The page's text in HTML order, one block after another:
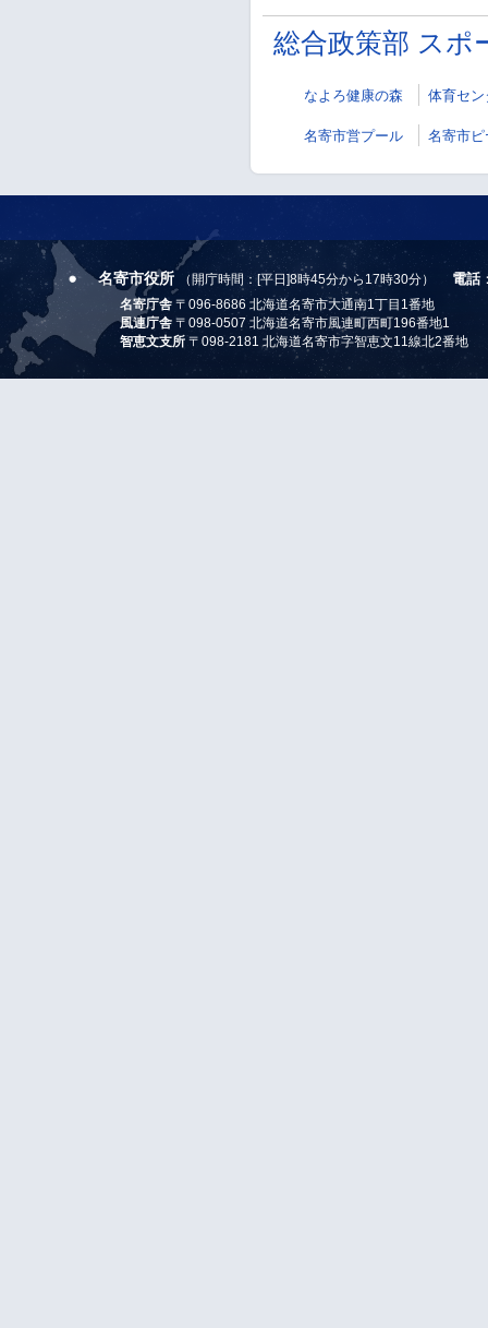
総合政策部 スポ
なよろ健康の森 体育セ
名寄市営プール 名寄市
名寄市役所 （開庁時間：[平日]8時45分から17時30分） 電話
名寄庁舎 〒096-8686 北海道名寄市大通南1丁目1番地
風連庁舎 〒098-0507 北海道名寄市風連町西町196番地1
智恵文支所 〒098-2181 北海道名寄市字智恵文11線北2番地